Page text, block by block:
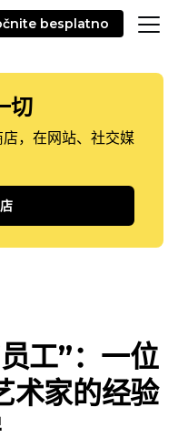
besplatno
切
，在网站、社交媒
工”：一位
术家的经验